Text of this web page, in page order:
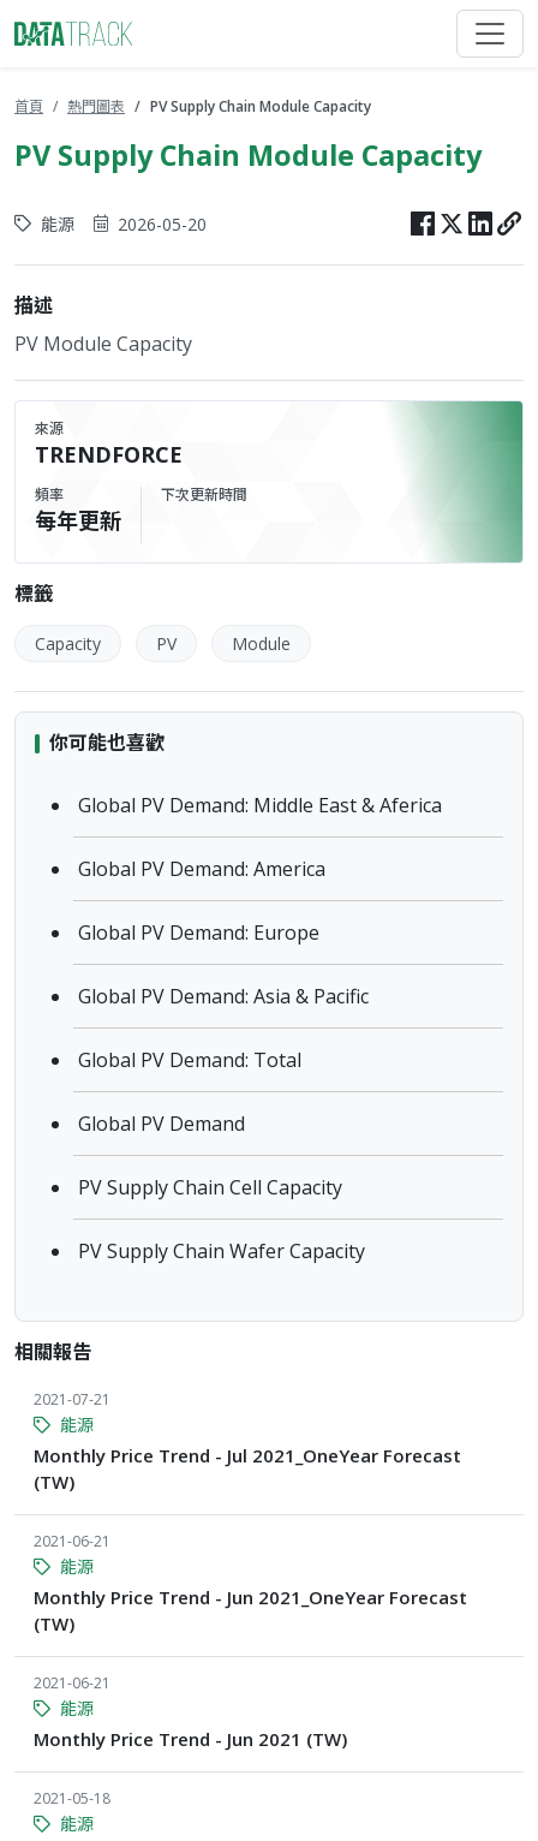
首頁 熱門圖表 PV Supply Chain Module Capacity
PV Supply Chain Module Capacity
能源 2026-05-20
描述
PV Module Capacity
來源
TRENDFORCE
頻率
每年更新
下次更新時間
標籤
Capacity PV Module
你可能也喜歡
Global PV Demand: Middle East & Aferica
Global PV Demand: America
Global PV Demand: Europe
Global PV Demand: Asia & Pacific
Global PV Demand: Total
Global PV Demand
PV Supply Chain Cell Capacity
PV Supply Chain Wafer Capacity
相關報告
2021-07-21
能源
Monthly Price Trend - Jul 2021_OneYear Forecast
(TW)
2021-06-21
能源
Monthly Price Trend - Jun 2021_OneYear Forecast
(TW)
2021-06-21
能源
Monthly Price Trend - Jun 2021 (TW)
2021-05-18
能源